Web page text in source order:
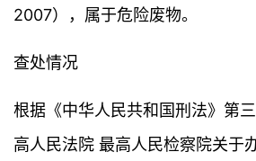
2007），属于危险废物。
查处情况
根据《中华人民共和国刑法》第
高人民法院 最高人民检察院关于